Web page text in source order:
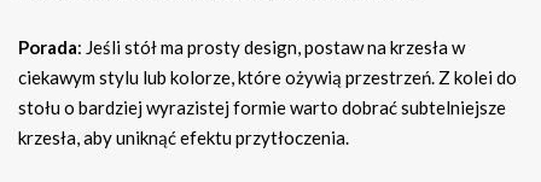
Porada: Jeśli stół ma prosty design, postaw na krzesła w
ciekawym stylu lub kolorze, które ożywią przestrzeń. Z kolei do
stołu o bardziej wyrazistej formie warto dobrać subtelniejsze
krzesła, aby uniknąć efektu przytłoczenia.